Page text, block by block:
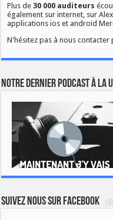
Plus de30 000 auditeurs
également sur internet, sur
applications ios et android
N'hésitez pas à nous contacter
Notre dernier podcast à la
Suivez nous sur Facebook